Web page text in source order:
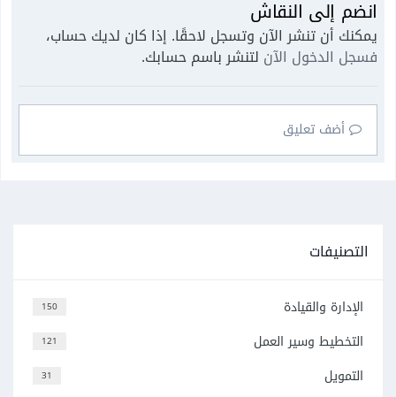
انضم إلى النقاش
يمكنك أن تنشر الآن وتسجل لاحقًا. إذا كان لديك حساب،
فسجل الدخول الآن لتنشر باسم حسابك.
أضف تعليق
التصنيفات
150 الإدارة والقيادة
121 التخطيط وسير العمل
31 التمويل